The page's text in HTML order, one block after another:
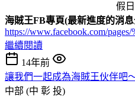
假日 AM 10:00
海賊王FB專頁(最新進度的消息
https://www.facebook.com/
繼續閱讀
14年前
讓我們一起成為海賊王伙伴吧
中部 (中 彰 投)